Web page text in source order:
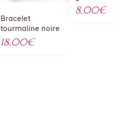
Bracelet
tourmaline noire
18,00€
8,00€